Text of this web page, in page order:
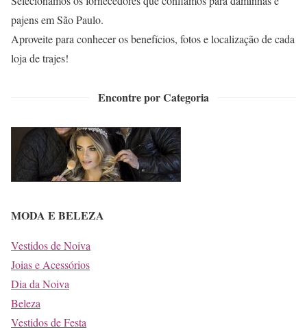
pajens em São Paulo.
Aproveite para conhecer os benefícios, fotos e localização de cada
loja de trajes!
Encontre por Categoria
MODA E BELEZA
Vestidos de Noiva
Joias e Acessórios
Dia da Noiva
Beleza
Vestidos de Festa